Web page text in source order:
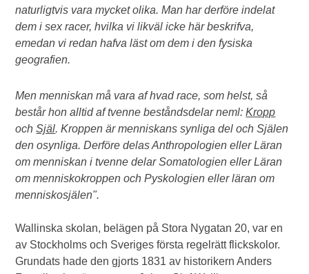
naturligtvis vara mycket olika. Man har derföre indelat
dem i sex racer, hvilka vi likväl icke här beskrifva,
emedan vi redan hafva läst om dem i den fysiska
geografien.
Men menniskan må vara af hvad race, som helst, så
består hon alltid af tvenne beståndsdelar neml:Kropp
ochSjäl. Kroppen är menniskans synliga del och Själen
den osynliga. Derföre delas Anthropologien eller Läran
om menniskan i tvenne delar Somatologien eller Läran
om menniskokroppen och Pyskologien eller läran om
menniskosjälen".
Wallinska skolan, belägen på Stora Nygatan 20, var en
av Stockholms och Sveriges första regelrätt flickskolor.
Grundats hade den gjorts 1831 av historikern Anders